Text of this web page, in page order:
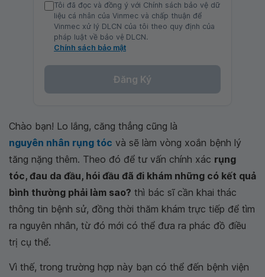
Tôi đã đọc và đồng ý với Chính sách bảo vệ dữ
liệu cá nhân của Vinmec và chấp thuận để
Vinmec xử lý DLCN của tôi theo quy định của
pháp luật về bảo vệ DLCN.
Chính sách bảo mật
Đăng Ký
Chào bạn! Lo lắng, căng thẳng cũng là
nguyên nhân rụng tóc và sẽ làm vòng xoắn bệnh lý
tăng nặng thêm. Theo đó để tư vấn chính xác rụng
tóc, đau da đầu, hói đầu đã đi khám những có kết quả
bình thường phải làm sao? thì bác sĩ cần khai thác
thông tin bệnh sử, đồng thời thăm khám trực tiếp để tìm
ra nguyên nhân, từ đó mới có thể đưa ra phác đồ điều
trị cụ thể.
Vì thế, trong trường hợp này bạn có thể đến bệnh viện